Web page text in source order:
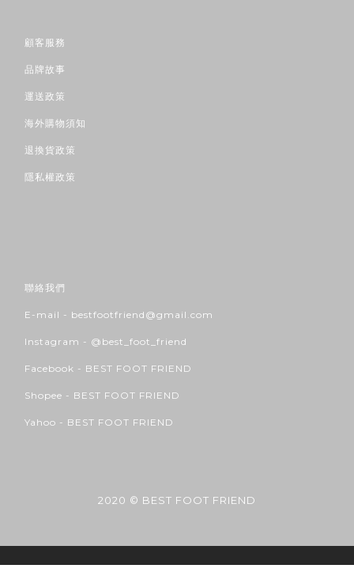
顧客服務
品牌故事
運送政策
海外購物須知
退換貨政策
隱私權政策
聯絡我們
E-mail - bestfootfriend@gmail.com
Instagram - @best_foot_friend
Facebook - BEST FOOT FRIEND
Shopee - BEST FOOT FRIEND
Yahoo - BEST FOOT FRIEND
2020 © BEST FOOT FRIEND